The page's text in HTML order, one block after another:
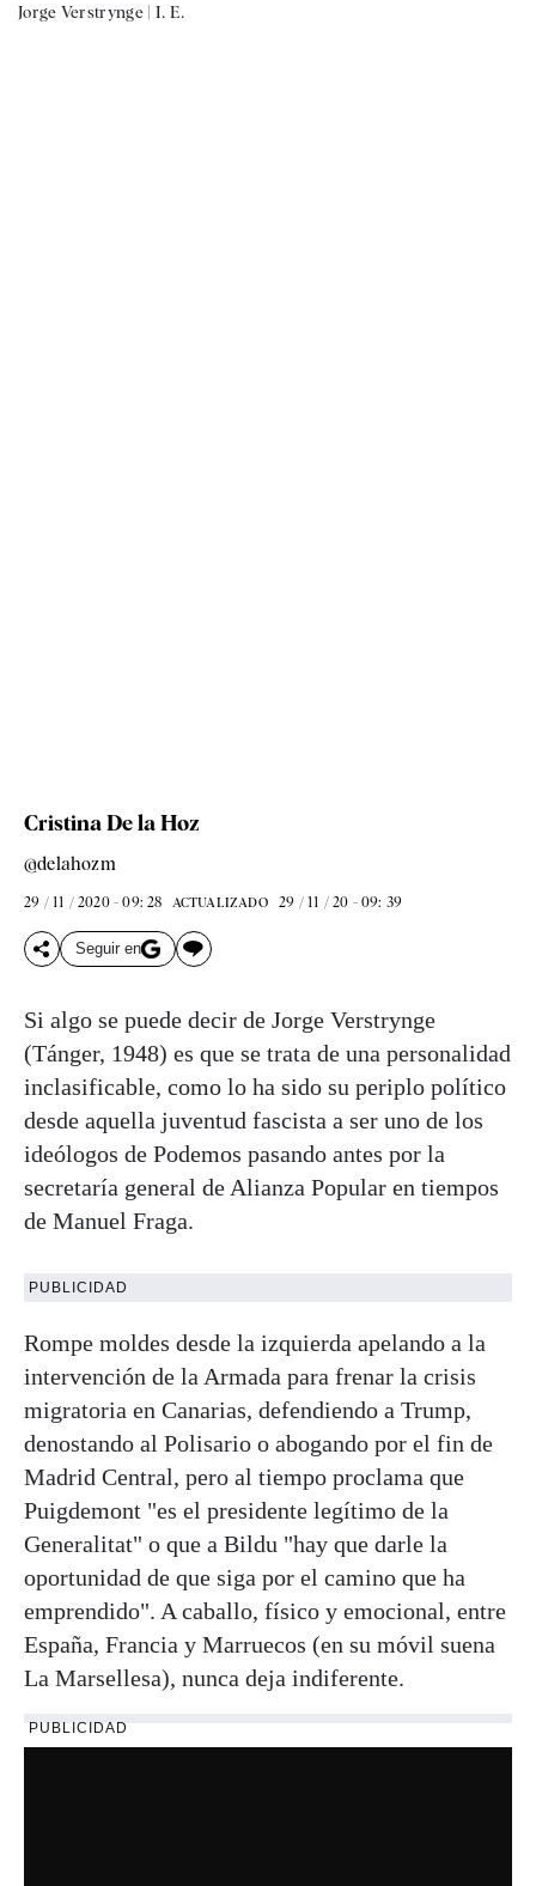
Jorge Verstrynge | I. E.
Cristina De la Hoz
@delahozm
29 / 11 / 2020 - 09: 28 ACTUALIZADO 29 / 11 / 20 - 09: 39
Seguir en
Si algo se puede decir de Jorge Verstrynge
(Tánger, 1948) es que se trata de una personalidad
inclasificable, como lo ha sido su periplo político
desde aquella juventud fascista a ser uno de los
ideólogos de Podemos pasando antes por la
secretaría general de Alianza Popular en tiempos
de Manuel Fraga.
PUBLICIDAD
Rompe moldes desde la izquierda apelando a la
intervención de la Armada para frenar la crisis
migratoria en Canarias, defendiendo a Trump,
denostando al Polisario o abogando por el fin de
Madrid Central, pero al tiempo proclama que
Puigdemont "es el presidente legítimo de la
Generalitat" o que a Bildu "hay que darle la
oportunidad de que siga por el camino que ha
emprendido". A caballo, físico y emocional, entre
España, Francia y Marruecos (en su móvil suena
La Marsellesa), nunca deja indiferente.
PUBLICIDAD